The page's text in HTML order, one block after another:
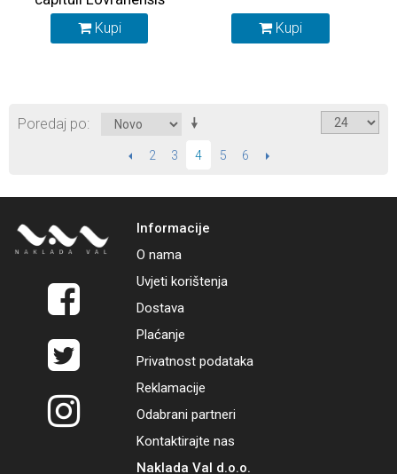
Kupi Kupi
Poredaj po
PRETHODNI
2 3 4 5 6 SLIJEDEĆI
Informacije
O nama
Uvjeti korištenja
Dostava
Plaćanje
Privatnost podataka
Reklamacije
Odabrani partneri
Kontaktirajte nas
Naklada Val d.o.o.